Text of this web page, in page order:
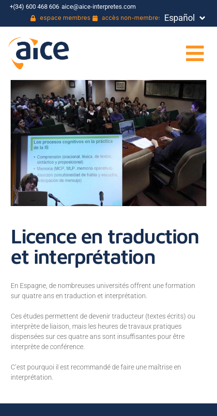
+(34) 600 468 606 aice@aice-interpretes.com
espace membres
accès non-membres Español
English
Licence en traduction
et interprétation
En Espagne, de nombreuses universités offrent une formation
sur quatre ans en traduction et interprétation.
Ces études permettent de devenir traducteur (textes écrits) ou
interprète de liaison, mais les heures de travaux pratiques
dispensées sur ces quatre ans sont insuffisantes pour être
interprète de conférence.
C’est pourquoi il est recommandé de faire une maîtrise en
interprétation.